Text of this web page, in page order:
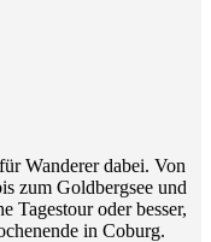
Wanderer dabei. Von
zum Goldbergsee und
Tagestour oder besser,
in Coburg.